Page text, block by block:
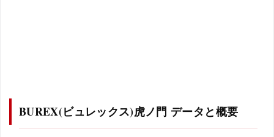
BUREX(ビュレックス)虎ノ門 データと概要